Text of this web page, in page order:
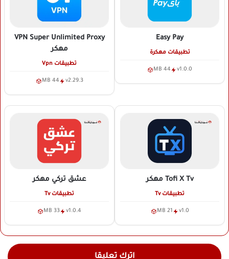
Easy Pay
تطبيقات مهكرة
v1.0.0
44 MB
VPN Super Unlimited Proxy
مهكر
تطبيقات Vpn
v2.29.3
44 MB
Tofi X Tv مهكر
تطبيقات Tv
v1.0
21 MB
عشق تركي مهكر
تطبيقات Tv
v1.0.4
33 MB
اترك تعليقا